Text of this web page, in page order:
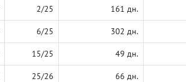
2/25 161 дн.
6/25 302 дн.
15/25 49 дн.
25/26 66 дн.